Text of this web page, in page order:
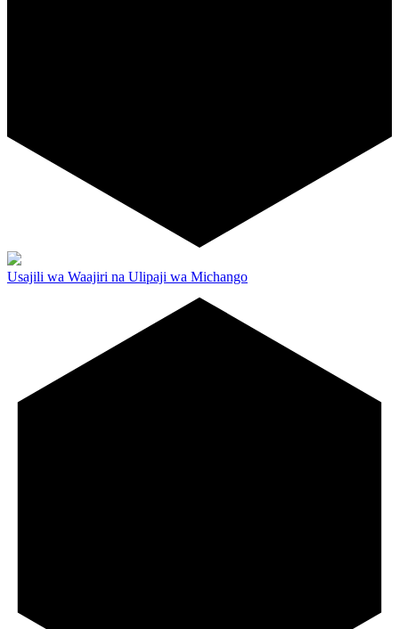
Usajili wa Waajiri na Ulipaji wa Michango